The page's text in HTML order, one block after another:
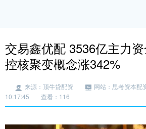
交易鑫优配 3536亿主力
控核聚变概念涨342%
来源：顶牛贷配资 网站：思考资本配
10:17:45
查看：116